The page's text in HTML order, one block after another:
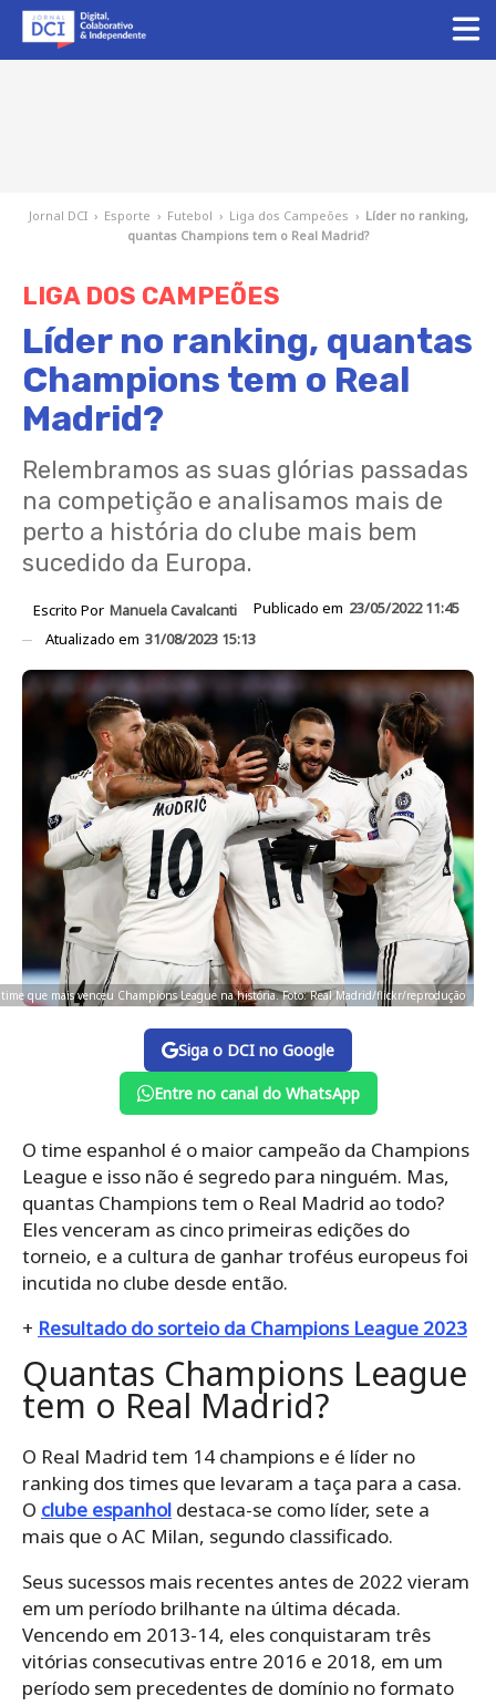
Jornal DCI › Esporte › Futebol › Liga dos Campeões › Líder no ranking,
quantas Champions tem o Real Madrid?
LIGA DOS CAMPEÕES
Líder no ranking, quantas
Champions tem o Real
Madrid?
Relembramos as suas glórias passadas
na competição e analisamos mais de
perto a história do clube mais bem
sucedido da Europa.
Escrito Por Manuela Cavalcanti Publicado em 23/05/2022 11:45
Atualizado em 31/08/2023 15:13
que mais venceu Champions League na história. Foto: Real Madrid/flickr/reprodução
Siga o DCI no Google
Entre no canal do WhatsApp
O time espanhol é o maior campeão da Champions
League e isso não é segredo para ninguém. Mas,
quantas Champions tem o Real Madrid ao todo?
Eles venceram as cinco primeiras edições do
torneio, e a cultura de ganhar troféus europeus foi
incutida no clube desde então.
+ Resultado do sorteio da Champions League 2023
Quantas Champions League
tem o Real Madrid?
O Real Madrid tem 14 champions e é líder no
ranking dos times que levaram a taça para a casa.
O clube espanhol destaca-se como líder, sete a
mais que o AC Milan, segundo classificado.
Seus sucessos mais recentes antes de 2022 vieram
em um período brilhante na última década.
Vencendo em 2013-14, eles conquistaram três
vitórias consecutivas entre 2016 e 2018, em um
período sem precedentes de domínio no formato